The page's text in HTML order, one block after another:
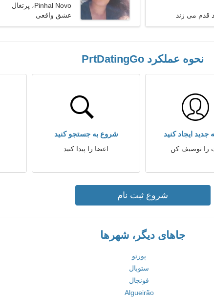
قدم می زند
Pinhal Novo، پرتغال
عشق واقعی
نحوه عملکرد PrtDatingGo
جدید ایجاد کنید
را توصیف کن
شروع به جستجو کنید
اعضا را پیدا کنید
شروع ثبت نام
جاهای دیگر، شهرها
پورتو
ستوبال
فونچال
Algueirão